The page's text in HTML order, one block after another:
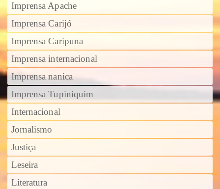
Imprensa Apache
Imprensa Carijó
Imprensa Caripuna
Imprensa internacional
Imprensa nanica
Imprensa Tupiniquim
Internacional
Jornalismo
Justiça
Leseira
Literatura